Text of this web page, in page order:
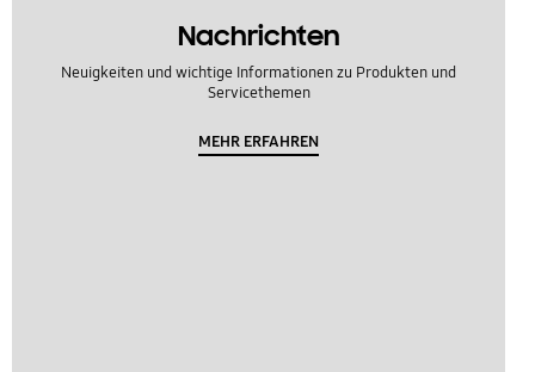
Nachrichten
Neuigkeiten und wichtige Informationen zu Produkten und
Servicethemen
MEHR ERFAHREN